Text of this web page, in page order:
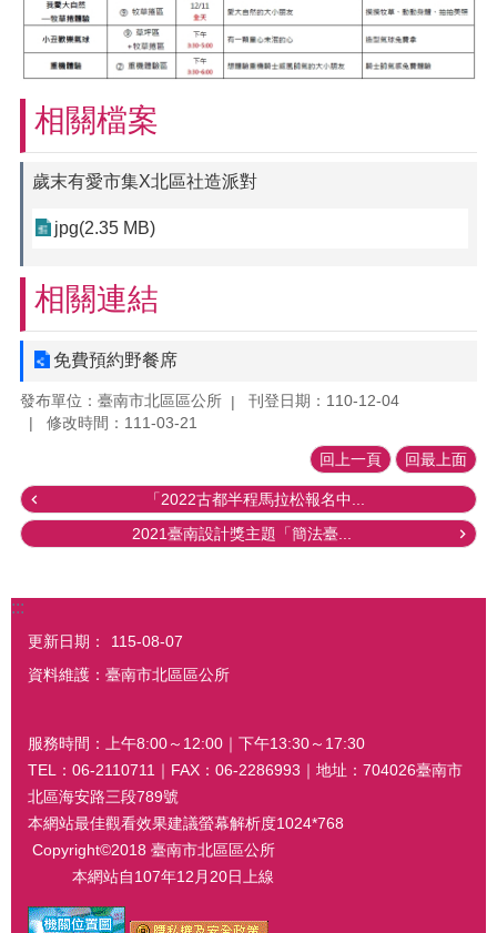
相關檔案
歲末有愛市集X北區社造派對
jpg(2.35 MB)
相關連結
免費預約野餐席
發布單位：臺南市北區區公所
刊登日期：110-12-04
修改時間：111-03-21
回上一頁 回最上面
「2022古都半程馬拉松報名中...
2021臺南設計獎主題「簡法臺...
:::
更新日期：
115-08-07
資料維護：臺南市北區區公所
服務時間：上午8:00～12:00｜下午13:30～17:30
TEL：06-2110711｜FAX：06-2286993｜地址：704026臺南市
北區海安路三段789號
本網站最佳觀看效果建議螢幕解析度1024*768
Copyright©2018 臺南市北區區公所
本網站自107年12月20日上線